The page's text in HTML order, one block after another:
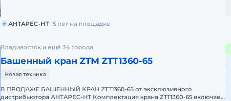
АНТАРЕС-НТ 5 лет на площадке
Владивосток и ещё 34 города
Башенный кран ZTM ZTT1360-65
Новая техника
В ПРОДАЖЕ БАШЕННЫЙ КРАН ZTT1360-65 от эксклюзивного
дистрибьютора АНТАРЕС-НТ Комплектация крана ZTT1360-65 включает